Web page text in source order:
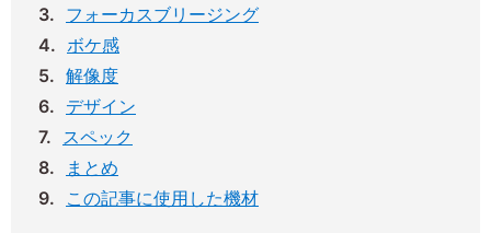
フォーカスブリージング
ボケ感
解像度
デザイン
スペック
まとめ
この記事に使用した機材